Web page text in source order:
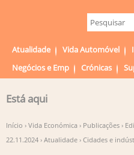
Atualidade Vida Automóvel
Negócios e Emp
Crónicas
Está aqui
Início › Vida Económica › Publicações ›
22.11.2024 › Atualidade › Cidades e